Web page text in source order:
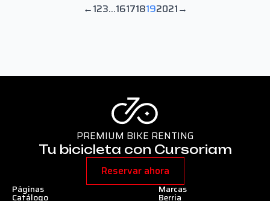
←123…161718192021→
PREMIUM BIKE RENTING
Tu bicicleta con Cursoriam
Reservar ahora
Páginas
Catálogo
Marcas
Berria